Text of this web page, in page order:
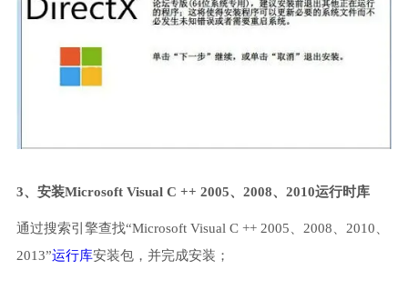
3、安装Microsoft Visual C ++ 2005、2008、2010运行时库
通过搜索引擎查找“Microsoft Visual C ++ 2005、2008、2010、
2013”运行库安装包，并完成安装；